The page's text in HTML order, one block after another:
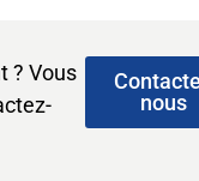
? Vous
nous